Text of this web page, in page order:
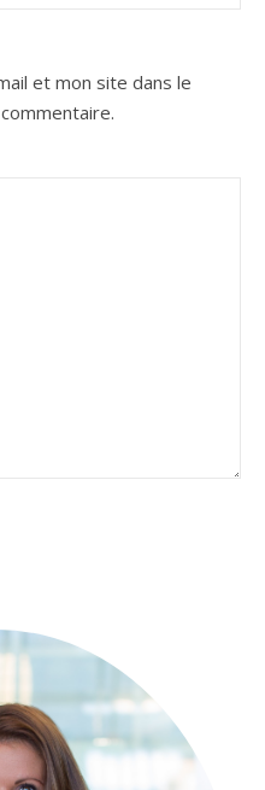
et mon site dans le